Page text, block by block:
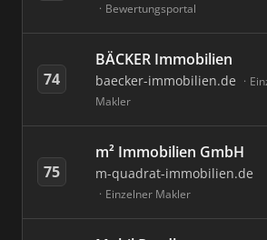
Bewertungsportal
74
BÄCKER Immobilien
baecker-immobilien.de
Makler
75
m² Immobilien GmbH
m-quadrat-immobilien.de
Einzelner Makler